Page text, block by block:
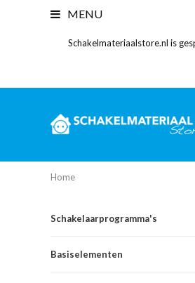
MENU
Schakelmateriaalstore.nl is
Home
Schakelaarprogramma's
Basiselementen